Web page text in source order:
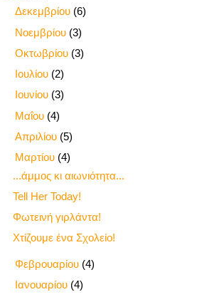
Δεκεμβρίου (6)
Νοεμβρίου (3)
Οκτωβρίου (3)
Ιουλίου (2)
Ιουνίου (3)
Μαΐου (4)
Απριλίου (5)
Μαρτίου (4)
...άμμος κι αιωνιότητα...
Tell Her Today!
Φωτεινή γιρλάντα!
Χτίζουμε ένα Σχολείο!
Φεβρουαρίου (4)
Ιανουαρίου (4)